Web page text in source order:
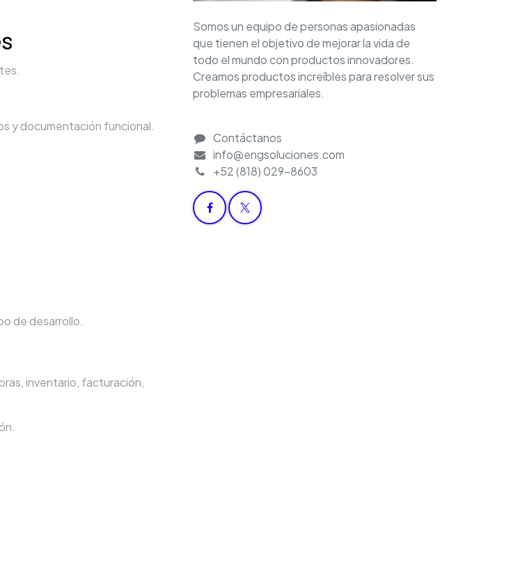
y documentación funcional.
de desarrollo.
inventario, facturación,
Somos un equipo de personas apasionadas
que tienen el objetivo de mejorar la vida de
todo el mundo con productos innovadores.
Creamos productos increíbles para resolver sus
problemas empresariales.
Contáctanos
info@engsoluciones.com
+52 (818) 029-8603